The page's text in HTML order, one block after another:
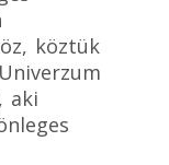
köztük
aki